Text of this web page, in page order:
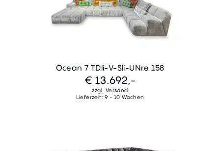
Ocean 7 TDli-V-Sli-UNre 158
€ 13.692,-
zzgl. Versand
Lieferzeit: 9 - 10 Wochen